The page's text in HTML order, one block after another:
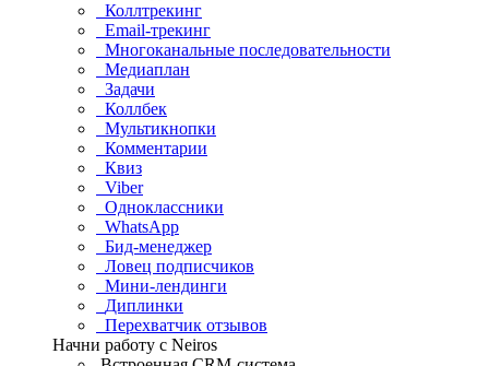
Коллтрекинг
Email-трекинг
Многоканальные последовательности
Медиаплан
Задачи
Коллбек
Мультикнопки
Комментарии
Квиз
Viber
Одноклассники
WhatsApp
Бид-менеджер
Ловец подписчиков
Мини-лендинги
Диплинки
Перехватчик отзывов
Начни работу с Neiros